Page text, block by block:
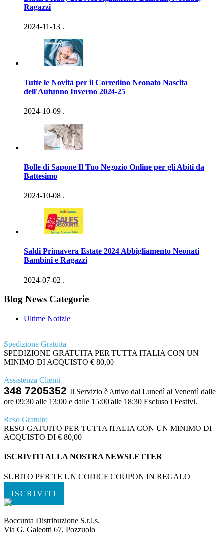
Ragazzi
2024-11-13 .
Tutte le Novità per il Corredino Neonato Nascita
dell'Autunno Inverno 2024-25
2024-10-09 .
Bolle di Sapone Il Tuo Negozio Online per gli Abiti da
Battesimo
2024-10-08 .
Saldi Primavera Estate 2024 Abbigliamento Neonati
Bambini e Ragazzi
2024-07-02 .
Blog News Categorie
Ultime Notizie
Spedizione Gratuita
SPEDIZIONE GRATUITA PER TUTTA ITALIA CON UN
MINIMO DI ACQUISTO € 80,00
Assistenza Clienti
348 7205352 Il Servizio è Attivo dal Lunedì al Venerdì dalle
ore 09:30 alle 13:00 e dalle 15:00 alle 18:30 Escluso i Festivi.
Reso Gratuito
RESO GATUITO PER TUTTA ITALIA CON UN MINIMO DI
ACQUISTO DI € 80,00
ISCRIVITI ALLA NOSTRA NEWSLETTER
SUBITO PER TE UN CODICE COUPON IN REGALO
ISCRIVITI
Boccunta Distribuzione S.r.l.s.
Via G. Galeotti 67, Pozzuolo